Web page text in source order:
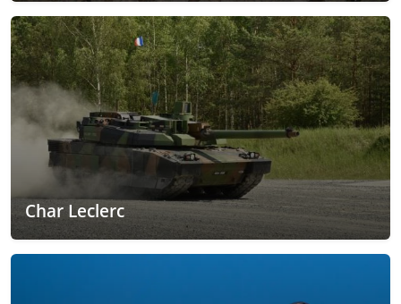
Char Leclerc